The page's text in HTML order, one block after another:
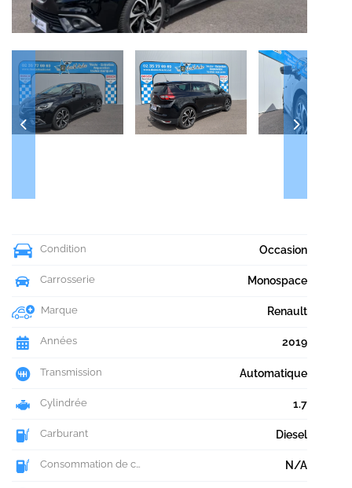
Condition Occasion
Carrosserie Monospace
Marque Renault
Années 2019
Transmission Automatique
Cylindrée 1.7
Carburant Diesel
Consommation de carburant N/A